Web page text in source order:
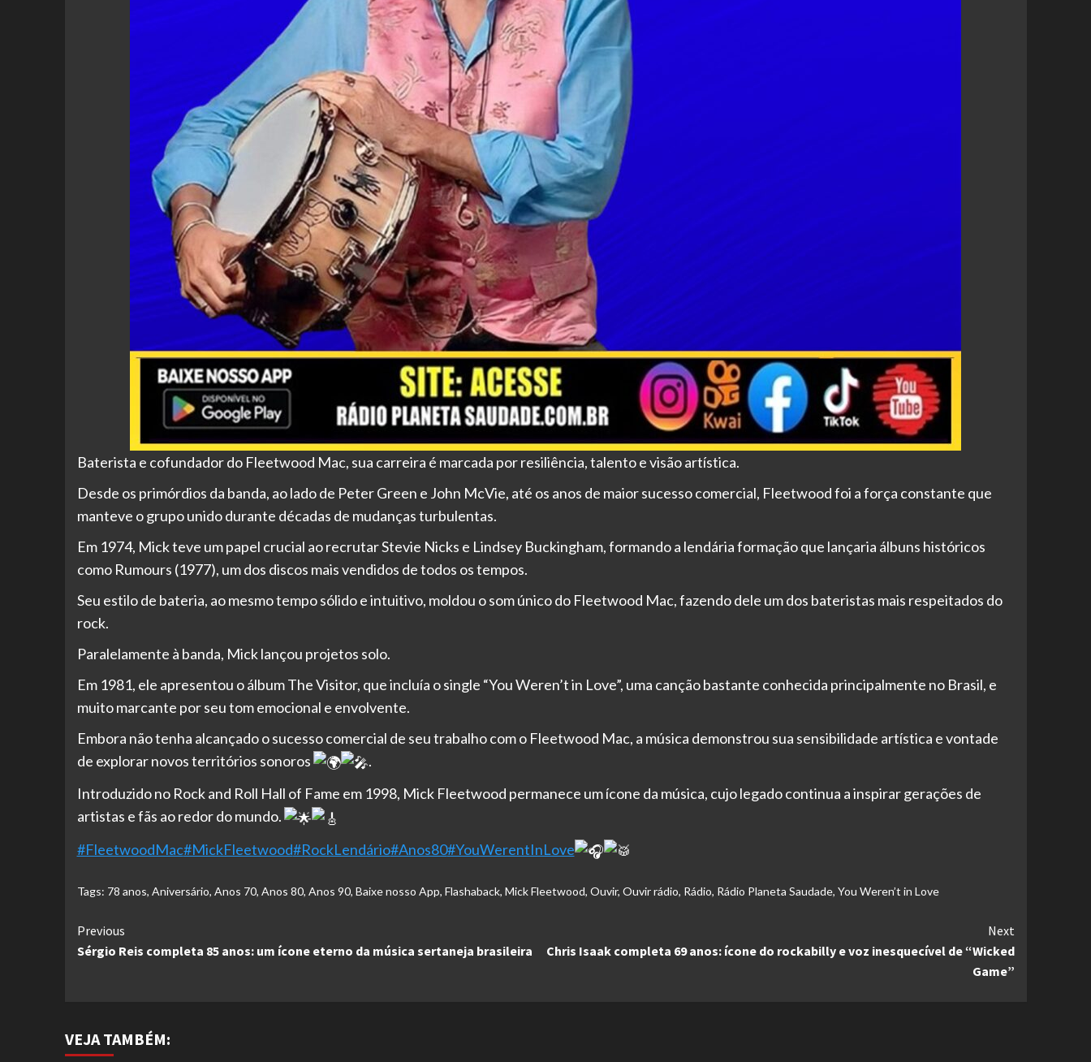
Baterista e cofundador do Fleetwood Mac, sua carreira é marcada por resiliência, talento e visão artística.
Desde os primórdios da banda, ao lado de Peter Green e John McVie, até os anos de maior sucesso comercial, Fleetwood foi a força constante que
manteve o grupo unido durante décadas de mudanças turbulentas.
Em 1974, Mick teve um papel crucial ao recrutar Stevie Nicks e Lindsey Buckingham, formando a lendária formação que lançaria álbuns históricos
como Rumours (1977), um dos discos mais vendidos de todos os tempos.
Seu estilo de bateria, ao mesmo tempo sólido e intuitivo, moldou o som único do Fleetwood Mac, fazendo dele um dos bateristas mais respeitados do
rock.
Paralelamente à banda, Mick lançou projetos solo.
Em 1981, ele apresentou o álbum The Visitor, que incluía o single “You Weren’t in Love”, uma canção bastante conhecida principalmente no Brasil, e
muito marcante por seu tom emocional e envolvente.
Embora não tenha alcançado o sucesso comercial de seu trabalho com o Fleetwood Mac, a música demonstrou sua sensibilidade artística e vontade
de explorar novos territórios sonoros
.
Introduzido no Rock and Roll Hall of Fame em 1998, Mick Fleetwood permanece um ícone da música, cujo legado continua a inspirar gerações de
artistas e fãs ao redor do mundo.
#FleetwoodMac#MickFleetwood#RockLendário#Anos80#YouWerentInLove
Tags: 78 anos, Aniversário, Anos 70, Anos 80, Anos 90, Baixe nosso App, Flashaback, Mick Fleetwood, Ouvir, Ouvir rádio, Rádio, Rádio Planeta Saudade, You Weren’t in Love
Continue
Reading
Previous
Sérgio Reis completa 85 anos: um ícone eterno da música sertaneja brasileira
Next
Chris Isaak completa 69 anos: ícone do rockabilly e voz inesquecível de “Wicked
Game”
VEJA TAMBÉM: